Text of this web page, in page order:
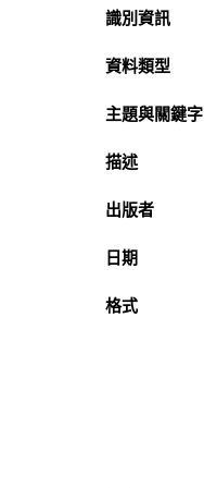
識別資訊
資料類型
主題與關鍵字
描述
出版者
日期
格式